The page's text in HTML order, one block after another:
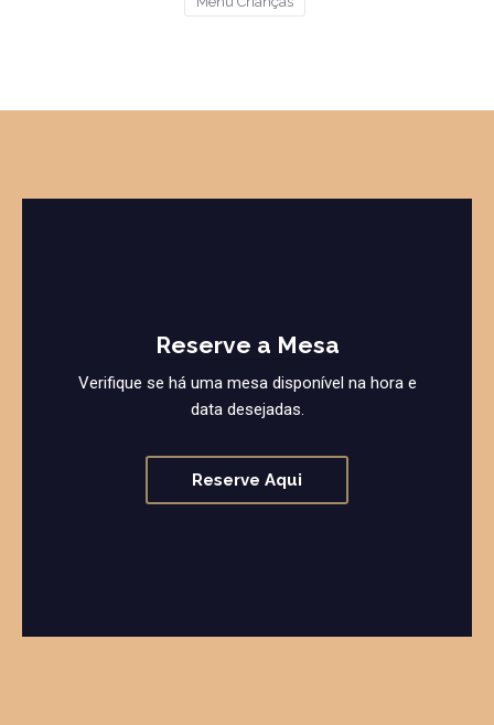
Reserve a Mesa
Verifique se há uma mesa disponível na hora e
data desejadas.
Reserve Aqui